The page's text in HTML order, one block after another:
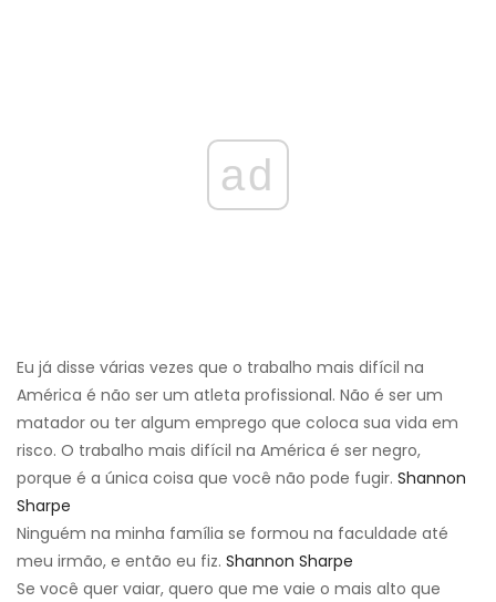
ad
Eu já disse várias vezes que o trabalho mais difícil na
América é não ser um atleta profissional. Não é ser um
matador ou ter algum emprego que coloca sua vida em
risco. O trabalho mais difícil na América é ser negro,
porque é a única coisa que você não pode fugir. Shannon
Sharpe
Ninguém na minha família se formou na faculdade até
meu irmão, e então eu fiz. Shannon Sharpe
Se você quer vaiar, quero que me vaie o mais alto que